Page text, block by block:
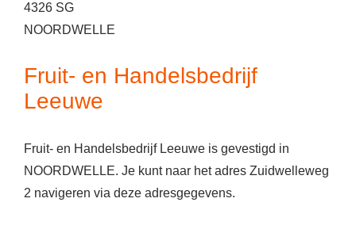
4326 SG
NOORDWELLE
Fruit- en Handelsbedrijf
Leeuwe
Fruit- en Handelsbedrijf Leeuwe is gevestigd in
NOORDWELLE. Je kunt naar het adres Zuidwelleweg
2 navigeren via deze adresgegevens.